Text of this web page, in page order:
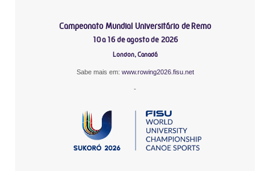
Campeonato Mundial Universitário de Remo
10 a 16 de agosto de 2026
London, Canadá
Sabe mais em: www.rowing2026.fisu.net
-